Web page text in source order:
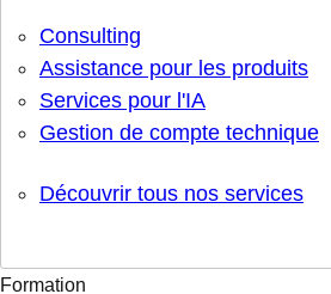
Consulting
Assistance pour les produits
Services pour l'IA
Gestion de compte technique
Découvrir tous nos services
Formation